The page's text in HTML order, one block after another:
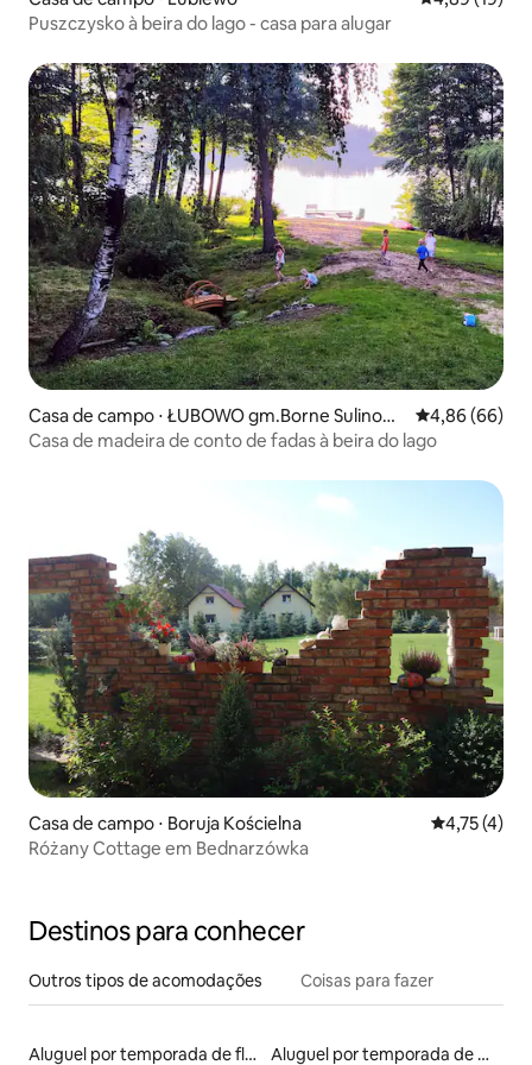
Puszczysko à beira do lago - casa para alugar
Casa de campo ⋅ ŁUBOWO gm.Borne Sulinow
o
4,86 de uma
4,86 (66)
Casa de madeira de conto de fadas à beira do lago
Casa de campo ⋅ Boruja Kościelna 4,75 de
4,75 (4)
Różany Cottage em Bednarzówka
Destinos para conhecer
Outros tipos de acomodações Coisas para fazer
Aluguel por temporada de flats
Aluguel por temporada de microcasas